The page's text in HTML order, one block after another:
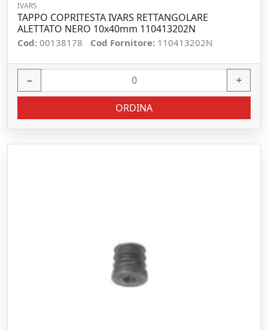
IVARS
TAPPO COPRITESTA IVARS RETTANGOLARE
ALETTATO NERO 10x40mm 110413202N
Cod: 00138178 Cod Fornitore: 110413202N
− +
ORDINA